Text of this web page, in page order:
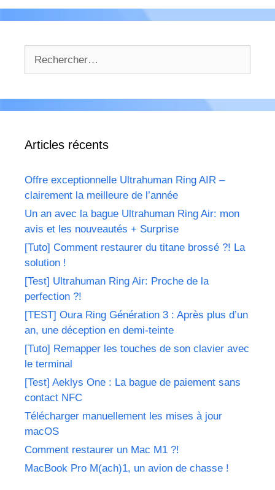
Articles récents
Offre exceptionnelle Ultrahuman Ring AIR –
clairement la meilleure de l’année
Un an avec la bague Ultrahuman Ring Air: mon
avis et les nouveautés + Surprise
[Tuto] Comment restaurer du titane brossé ?! La
solution !
[Test] Ultrahuman Ring Air: Proche de la
perfection ?!
[TEST] Oura Ring Génération 3 : Après plus d’un
an, une déception en demi-teinte
[Tuto] Remapper les touches de son clavier avec
le terminal
[Test] Aeklys One : La bague de paiement sans
contact NFC
Télécharger manuellement les mises à jour
macOS
Comment restaurer un Mac M1 ?!
MacBook Pro M(ach)1, un avion de chasse !